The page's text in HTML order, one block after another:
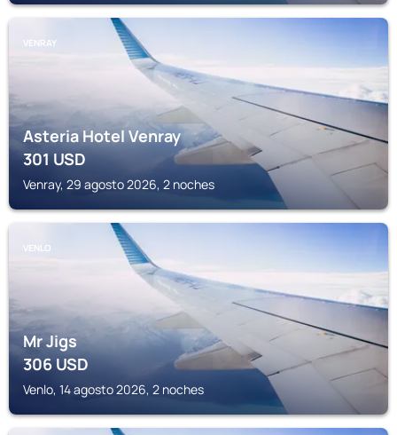
VENRAY
Asteria Hotel Venray
301USD
Venray, 29 agosto 2026, 2 noches
VENLO
Mr Jigs
306USD
Venlo, 14 agosto 2026, 2 noches